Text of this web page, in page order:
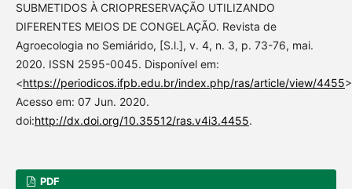
SUBMETIDOS À CRIOPRESERVAÇÃO UTILIZANDO
DIFERENTES MEIOS DE CONGELAÇÃO. Revista de
Agroecologia no Semiárido, [S.l.], v. 4, n. 3, p. 73-76, mai.
2020. ISSN 2595-0045. Disponível em:
<https://periodicos.ifpb.edu.br/index.php/ras/article/view/4455
Acesso em: 07 Jun. 2020.
doi:http://dx.doi.org/10.35512/ras.v4i3.4455.
PDF